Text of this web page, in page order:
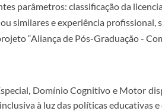
parâmetros: classificação da
similares e experiência
“Aliança de Pós-Graduação -
Domínio Cognitivo e Motor
à luz das políticas educativas